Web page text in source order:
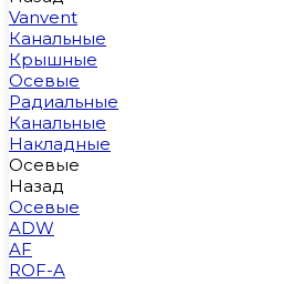
Vanvent
Канальные
Крышные
Осевые
Радиальные
Канальные
Накладные
Осевые
Назад
Осевые
ADW
AF
ROF-A